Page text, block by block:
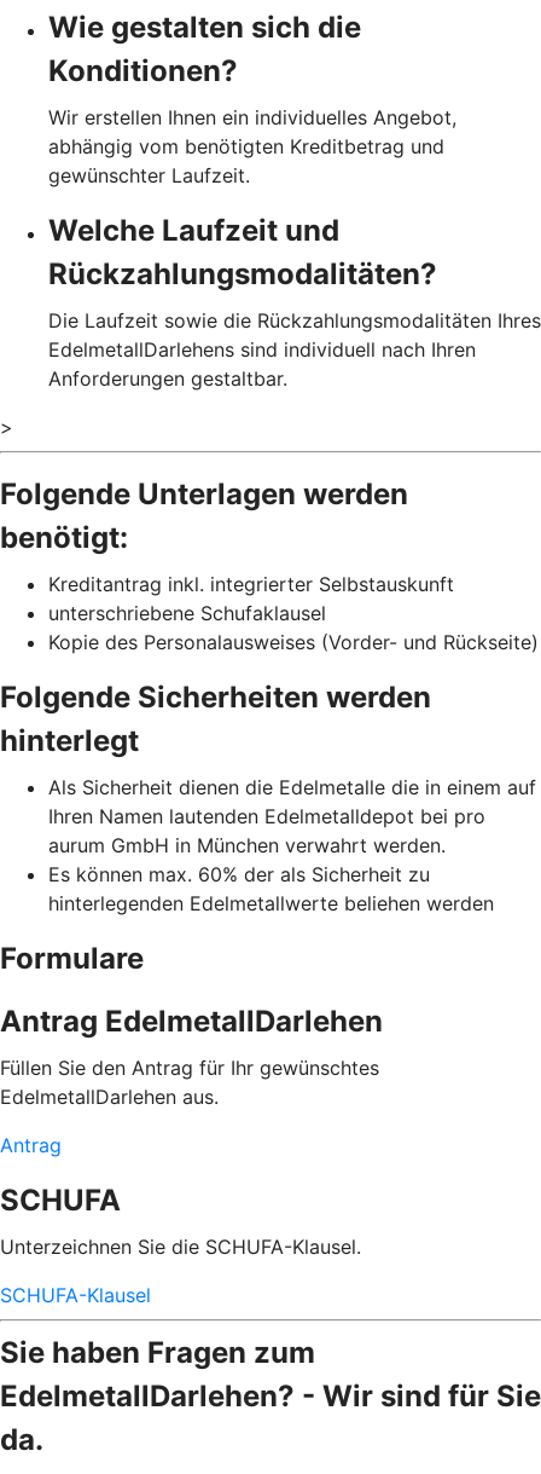
Wie gestalten sich die
Konditionen?
Wir erstellen Ihnen ein individuelles Angebot,
abhängig vom benötigten Kreditbetrag und
gewünschter Laufzeit.
Welche Laufzeit und
Rückzahlungsmodalitäten?
Die Laufzeit sowie die Rückzahlungsmodalitäten Ihres
EdelmetallDarlehens sind individuell nach Ihren
Anforderungen gestaltbar.
>
Folgende Unterlagen werden
benötigt:
Kreditantrag inkl. integrierter Selbstauskunft
unterschriebene Schufaklausel
Kopie des Personalausweises (Vorder- und Rückseite)
Folgende Sicherheiten werden
hinterlegt
Als Sicherheit dienen die Edelmetalle die in einem auf
Ihren Namen lautenden Edelmetalldepot bei pro
aurum GmbH in München verwahrt werden.
Es können max. 60% der als Sicherheit zu
hinterlegenden Edelmetallwerte beliehen werden
Formulare
Antrag EdelmetallDarlehen
Füllen Sie den Antrag für Ihr gewünschtes
EdelmetallDarlehen aus.
Antrag
SCHUFA
Unterzeichnen Sie die SCHUFA-Klausel.
SCHUFA-Klausel
Sie haben Fragen zum
EdelmetallDarlehen? - Wir sind für Sie
da.